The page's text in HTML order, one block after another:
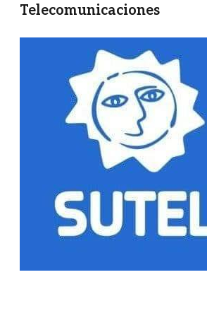
Telecomunicaciones